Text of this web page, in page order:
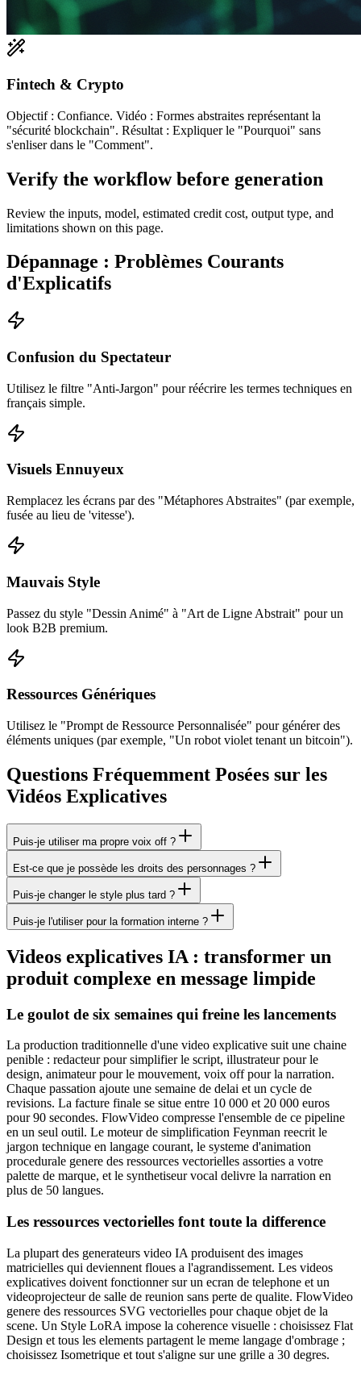
Fintech & Crypto
Objectif : Confiance. Vidéo : Formes abstraites représentant la
"sécurité blockchain". Résultat : Expliquer le "Pourquoi" sans
s'enliser dans le "Comment".
Verify the workflow before generation
Review the inputs, model, estimated credit cost, output type, and
limitations shown on this page.
Dépannage : Problèmes Courants
d'Explicatifs
Confusion du Spectateur
Utilisez le filtre "Anti-Jargon" pour réécrire les termes techniques en
français simple.
Visuels Ennuyeux
Remplacez les écrans par des "Métaphores Abstraites" (par exemple,
fusée au lieu de 'vitesse').
Mauvais Style
Passez du style "Dessin Animé" à "Art de Ligne Abstrait" pour un
look B2B premium.
Ressources Génériques
Utilisez le "Prompt de Ressource Personnalisée" pour générer des
éléments uniques (par exemple, "Un robot violet tenant un bitcoin").
Questions Fréquemment Posées sur les
Vidéos Explicatives
Puis-je utiliser ma propre voix off ?
Est-ce que je possède les droits des personnages ?
Puis-je changer le style plus tard ?
Puis-je l'utiliser pour la formation interne ?
Videos explicatives IA : transformer un
produit complexe en message limpide
Le goulot de six semaines qui freine les lancements
La production traditionnelle d'une video explicative suit une chaine
penible : redacteur pour simplifier le script, illustrateur pour le
design, animateur pour le mouvement, voix off pour la narration.
Chaque passation ajoute une semaine de delai et un cycle de
revisions. La facture finale se situe entre 10 000 et 20 000 euros
pour 90 secondes. FlowVideo compresse l'ensemble de ce pipeline
en un seul outil. Le moteur de simplification Feynman reecrit le
jargon technique en langage courant, le systeme d'animation
procedurale genere des ressources vectorielles assorties a votre
palette de marque, et le synthetiseur vocal delivre la narration en
plus de 50 langues.
Les ressources vectorielles font toute la difference
La plupart des generateurs video IA produisent des images
matricielles qui deviennent floues a l'agrandissement. Les videos
explicatives doivent fonctionner sur un ecran de telephone et un
videoprojecteur de salle de reunion sans perte de qualite. FlowVideo
genere des ressources SVG vectorielles pour chaque objet de la
scene. Un Style LoRA impose la coherence visuelle : choisissez Flat
Design et tous les elements partagent le meme langage d'ombrage ;
choisissez Isometrique et tout s'aligne sur une grille a 30 degres.